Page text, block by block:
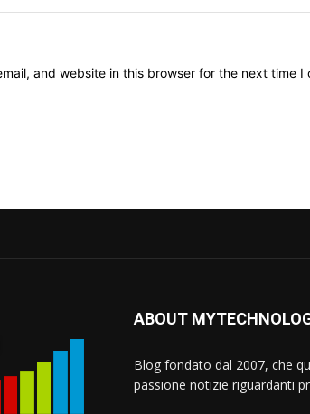
and website in this browser for the next time I
ABOUT
Blog fondato dal 2007, che
passione notizie riguardanti